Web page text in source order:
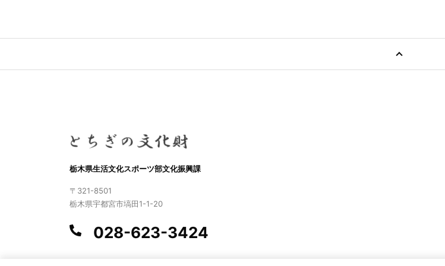
栃木県生活文化スポーツ部文化振興課
〒321-8501
栃木県宇都宮市塙田1-1-20
028-623-3424